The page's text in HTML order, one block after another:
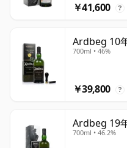
￥41,600 ?
Ardbeg 10
700ml • 46%
￥39,800 ?
Ardbeg 19
700ml • 46.2%